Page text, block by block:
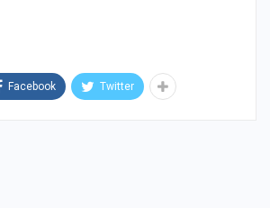
Facebook Twitter